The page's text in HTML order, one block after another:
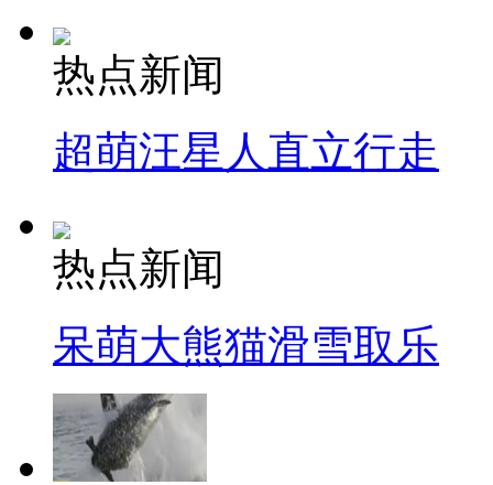
热点新闻
超萌汪星人直立行走
热点新闻
呆萌大熊猫滑雪取乐